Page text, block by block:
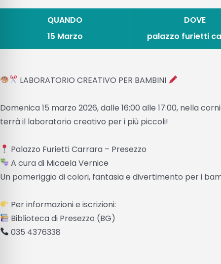
QUANDO
15 Marzo
DOVE
palazzo furietti
LABORATORIO CREATIVO PER BAMBINI
Domenica 15 marzo 2026, dalle 16:00 alle 17:00, nella
terrà il laboratorio creativo per i più piccoli!
Palazzo Furietti Carrara – Presezzo
A cura di Micaela Vernice
Un pomeriggio di colori, fantasia e divertimento per i
Per informazioni e iscrizioni:
Biblioteca di Presezzo (BG)
035 4376338